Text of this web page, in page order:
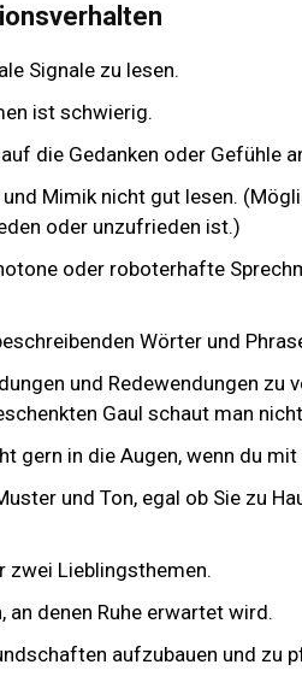
Signale zu lesen.
ist schwierig.
die Gedanken oder Gefühle
Mimik nicht gut lesen.
oder unzufrieden ist.)
oder roboterhafte
Wörter und
und Redewendungen zu
Gaul schaut man
gern in die Augen, wenn du
und Ton, egal ob Sie zu
zwei Lieblingsthemen.
an denen Ruhe erwartet wird.
aufzubauen und zu